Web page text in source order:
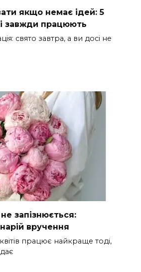
якщо немає ідей: 5
завжди працюють
свято завтра, а ви досі не
запізнюється:
вручення
працює найкраще тоді,